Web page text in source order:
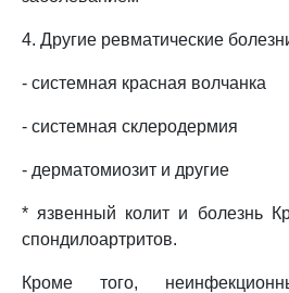
4. Другие ревматические
- системная красная волчанка
- системная склеродермия
- дерматомиозит и другие
* язвенный колит и болезнь
спондилоартритов.
Кроме того,